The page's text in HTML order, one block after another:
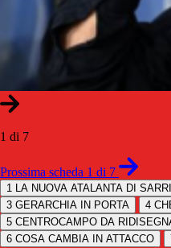
1 di 7
Prossima scheda 1 di 7
1 LA NUOVA ATALANTA DI SARRI
3 GERARCHIA IN PORTA 4
5 CENTROCAMPO DA
6 COSA CAMBIA IN ATTACCO